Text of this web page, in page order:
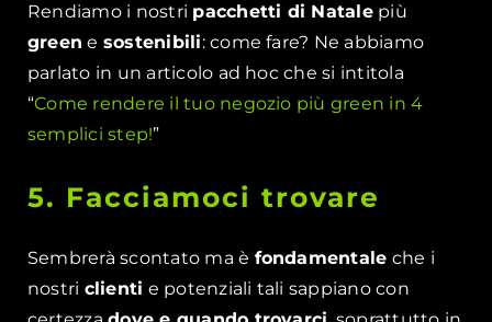
Rendiamo i nostri pacchetti di Natalepiù
green e sostenibili: come fare? Ne abbiamo
parlato in un articolo ad hoc che si intitola
“Come rendere il tuo negozio più green in 4
semplici step!”
5. Facciamoci trovare
Sembrerà scontato ma è fondamentale che i
nostri clienti e potenziali tali sappiano con